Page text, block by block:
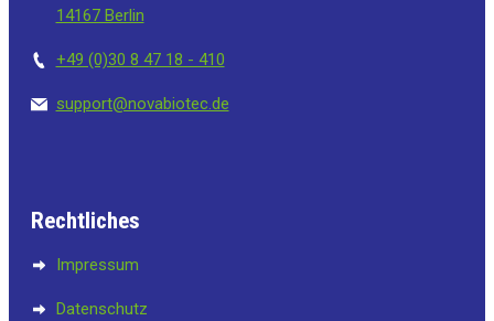
14167 Berlin
+49 (0)30 8 47 18 - 410
support@novabiotec.de
Rechtliches
Impressum
Datenschutz